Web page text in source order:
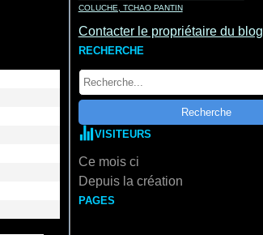
COLUCHE, TCHAO PANTIN
Contacter le propriétaire du blog
RECHERCHE
VISITEURS
Ce mois ci
Depuis la création
PAGES